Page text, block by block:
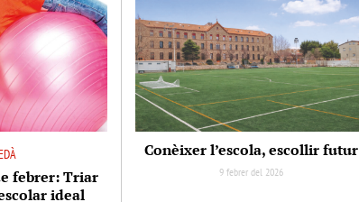
febrer: Triar
ideal
Conèixer l’escola, escollir futur
9 febrer del 2026